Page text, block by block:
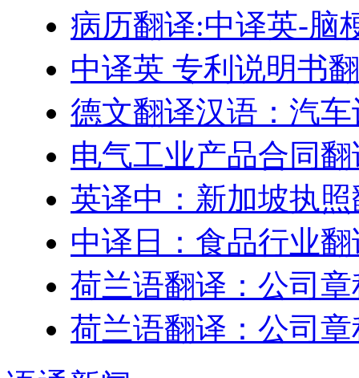
病历翻译:中译英-脑
中译英 专利说明书
德文翻译汉语：汽
电气工业产品合同
英译中：新加坡执
中译日：食品行业翻
荷兰语翻译：公司
荷兰语翻译：公司